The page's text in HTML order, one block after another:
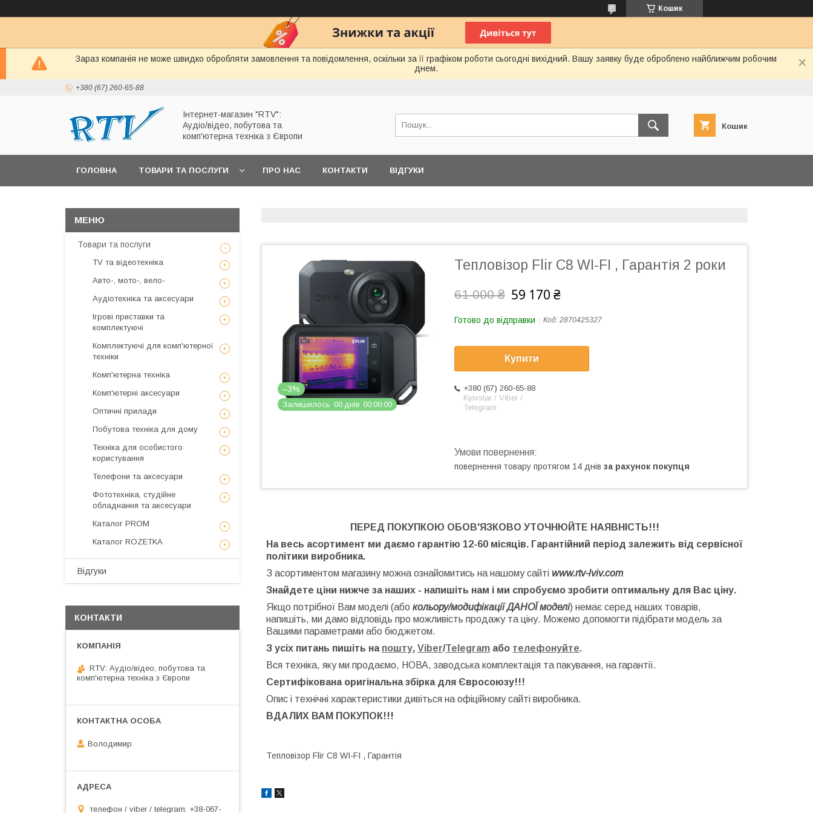
Кошик
Зараз компанія не може швидко обробляти замовлення та повідомлення, оскільки за її графіком роботи сьогодні вихідний. Вашу заявку буде оброблено найближчим робочим
днем.
+380 (67) 260-65-88
Інтернет-магазин "RTV":
Аудіо/відео, побутова та
комп'ютерна техніка з Європи
Кошик
ГОЛОВНА ТОВАРИ ТА ПОСЛУГИ ПРО НАС КОНТАКТИ ВІДГУКИ
–3%
Залишилось 00 днів 00 00 00
Тепловізор Flir C8 WI-FI , Гарантія 2 роки
61 000 ₴ 59 170 ₴
Готово до відправки Код: 2870425327
Купити
+380 (67) 260-65-88
Kyivstar / Viber /
Telegram
повернення товару протягом 14 днів за рахунок покупця
ПЕРЕД ПОКУПКОЮ ОБОВ'ЯЗКОВО УТОЧНЮЙТЕ НАЯВНІСТЬ!!!
На весь асортимент ми даємо гарантію 12-60 місяців. Гарантійний період залежить від сервісної
політики виробника.
З асортиментом магазину можна ознайомитись на нашому сайті www.rtv-lviv.com
Знайдете ціни нижче за наших - напишіть нам і ми спробуємо зробити оптимальну для Вас ціну.
Якщо потрібної Вам моделі (або кольору/модифікації ДАНОЇ моделі) немає серед наших товарів,
напишіть, ми дамо відповідь про можливість продажу та ціну. Можемо допомогти підібрати модель за
Вашими параметрами або бюджетом.
З усіх питань пишіть на пошту, Viber/Telegram або телефонуйте.
Вся техніка, яку ми продаємо, НОВА, заводська комплектація та пакування, на гарантії.
Сертифікована оригінальна збірка для Євросоюзу!!!
Опис і технічні характеристики дивіться на офіційному сайті виробника.
ВДАЛИХ ВАМ ПОКУПОК!!!
Тепловізор Flir C8 WI-FI , Гарантія
Товари та послуги
TV та відеотехніка
Авто-, мото-, вело-
Аудіотехніка та аксесуари
Ігрові приставки та
комплектуючі
Комплектуючі для комп'ютерної
техніки
Комп'ютерна техніка
Комп'ютерні аксесуари
Оптичні прилади
Побутова техніка для дому
Техніка для особистого
користування
Телефони та аксесуари
Фототехніка, студійне
обладнання та аксесуари
Каталог PROM
Каталог ROZETKA
Відгуки
КОНТАКТИ
RTV: Аудіо/відео, побутова та
комп'ютерна техніка з Європи
Володимир
телефон / viber / telegram: +38-067-